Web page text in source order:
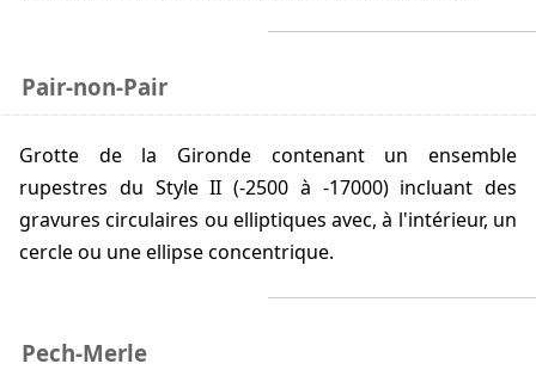
Pair-non-Pair
Grotte de la Gironde contenant un ensemble
rupestres du Style II (-2500 à -17000) incluant des
gravures circulaires ou elliptiques avec, à l'intérieur, un
cercle ou une ellipse concentrique.
Pech-Merle